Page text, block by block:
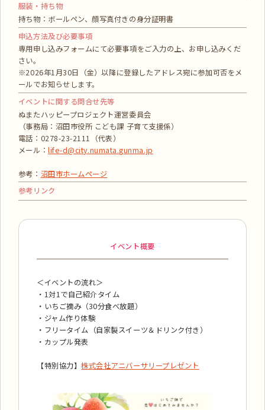
服装・持ち物
持ち物：ボールペン、顔写真付きの身分証明書
申込方法及び必要事項
専用申し込みフォームにて必要事項をご入力の上、お申し込みくだ
さい。
※2026年1月30日（金）以降に登録したアドレス宛に参加可否をメ
ールでお知らせします。
イベントに関する問合せ先等
ぬまたハッピープロジェクト運営委員会
（事務局：沼田市役所 こども課 子育て支援係）
電話：0278-23-2111（代表）
メール：life-d@city.numata.gunma.jp
参考： 沼田市ホームページ
参考リンク
イベント概要
＜イベントの流れ＞
・1対1で自己紹介タイム
・いちご摘み（30分食べ放題）
・ジャム作り体験
・フリータイム（自家製スイーツ＆ドリンク付き）
・カップル発表
【特別協力】株式会社アニバーサリープレゼント